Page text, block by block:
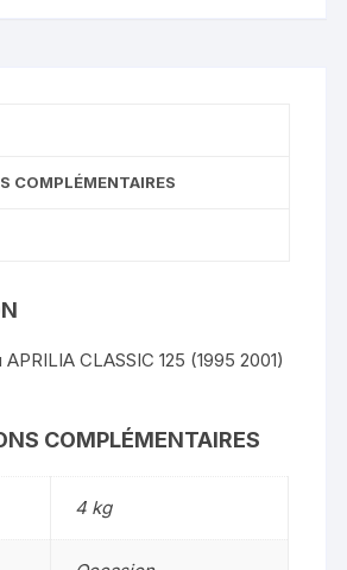
COMPLÉMENTAIRES
CLASSIC 125 (1995 2001)
COMPLÉMENTAIRES
4 kg